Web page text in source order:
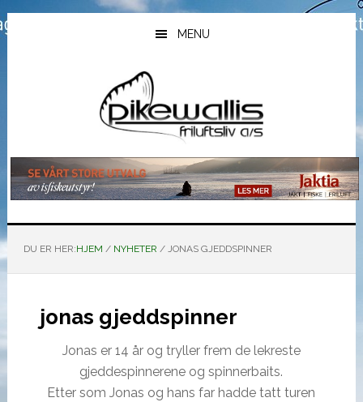
Hopp
til
Hopp
til
Hopp
til
MENU
DU ER HER:HJEM / NYHETER /JONAS GJEDDSPINNER
jonas gjeddspinner
Jonas er 14 år og tryller frem de lekreste
gjeddespinnerene og spinnerbaits.
Etter som Jonas og hans far hadde tatt turen